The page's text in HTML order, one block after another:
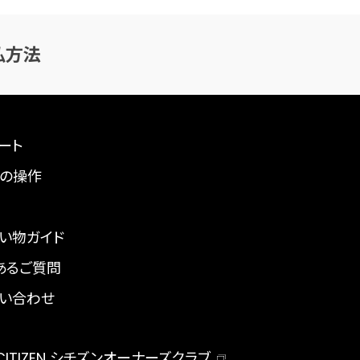
方法
ト
操作
物ガイド
るご質問
合わせ